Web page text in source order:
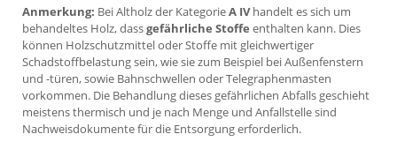
Anmerkung: Bei Altholz der KategorieA IVhandelt es sich um
behandeltes Holz, dassgefährliche Stoffe enthalten kann. Dies
können Holzschutzmittel oder Stoffe mit gleichwertiger
Schadstoffbelastung sein, wie sie zum Beispiel bei Außenfenstern
und -türen, sowie Bahnschwellen oder Telegraphenmasten
vorkommen. Die Behandlung dieses gefährlichen Abfalls geschieht
meistens thermisch und je nach Menge und Anfallstelle sind
Nachweisdokumente für die Entsorgung erforderlich.